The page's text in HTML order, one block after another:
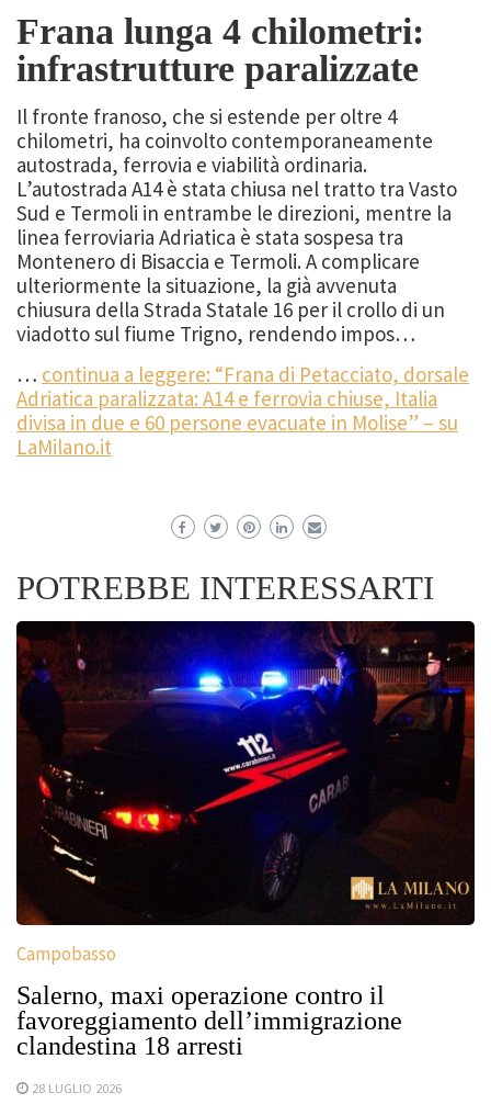
Frana lunga 4 chilometri:
infrastrutture paralizzate
Il fronte franoso, che si estende per oltre 4
chilometri, ha coinvolto contemporaneamente
autostrada, ferrovia e viabilità ordinaria.
L’autostrada A14 è stata chiusa nel tratto tra Vasto
Sud e Termoli in entrambe le direzioni, mentre la
linea ferroviaria Adriatica è stata sospesa tra
Montenero di Bisaccia e Termoli. A complicare
ulteriormente la situazione, la già avvenuta
chiusura della Strada Statale 16 per il crollo di un
viadotto sul fiume Trigno, rendendo impos…
… continua a leggere: “Frana di Petacciato, dorsale
Adriatica paralizzata: A14 e ferrovia chiuse, Italia
divisa in due e 60 persone evacuate in Molise” – su
LaMilano.it
POTREBBE INTERESSARTI
Campobasso
Salerno, maxi operazione contro il
favoreggiamento dell’immigrazione
clandestina 18 arresti
28 LUGLIO 2026